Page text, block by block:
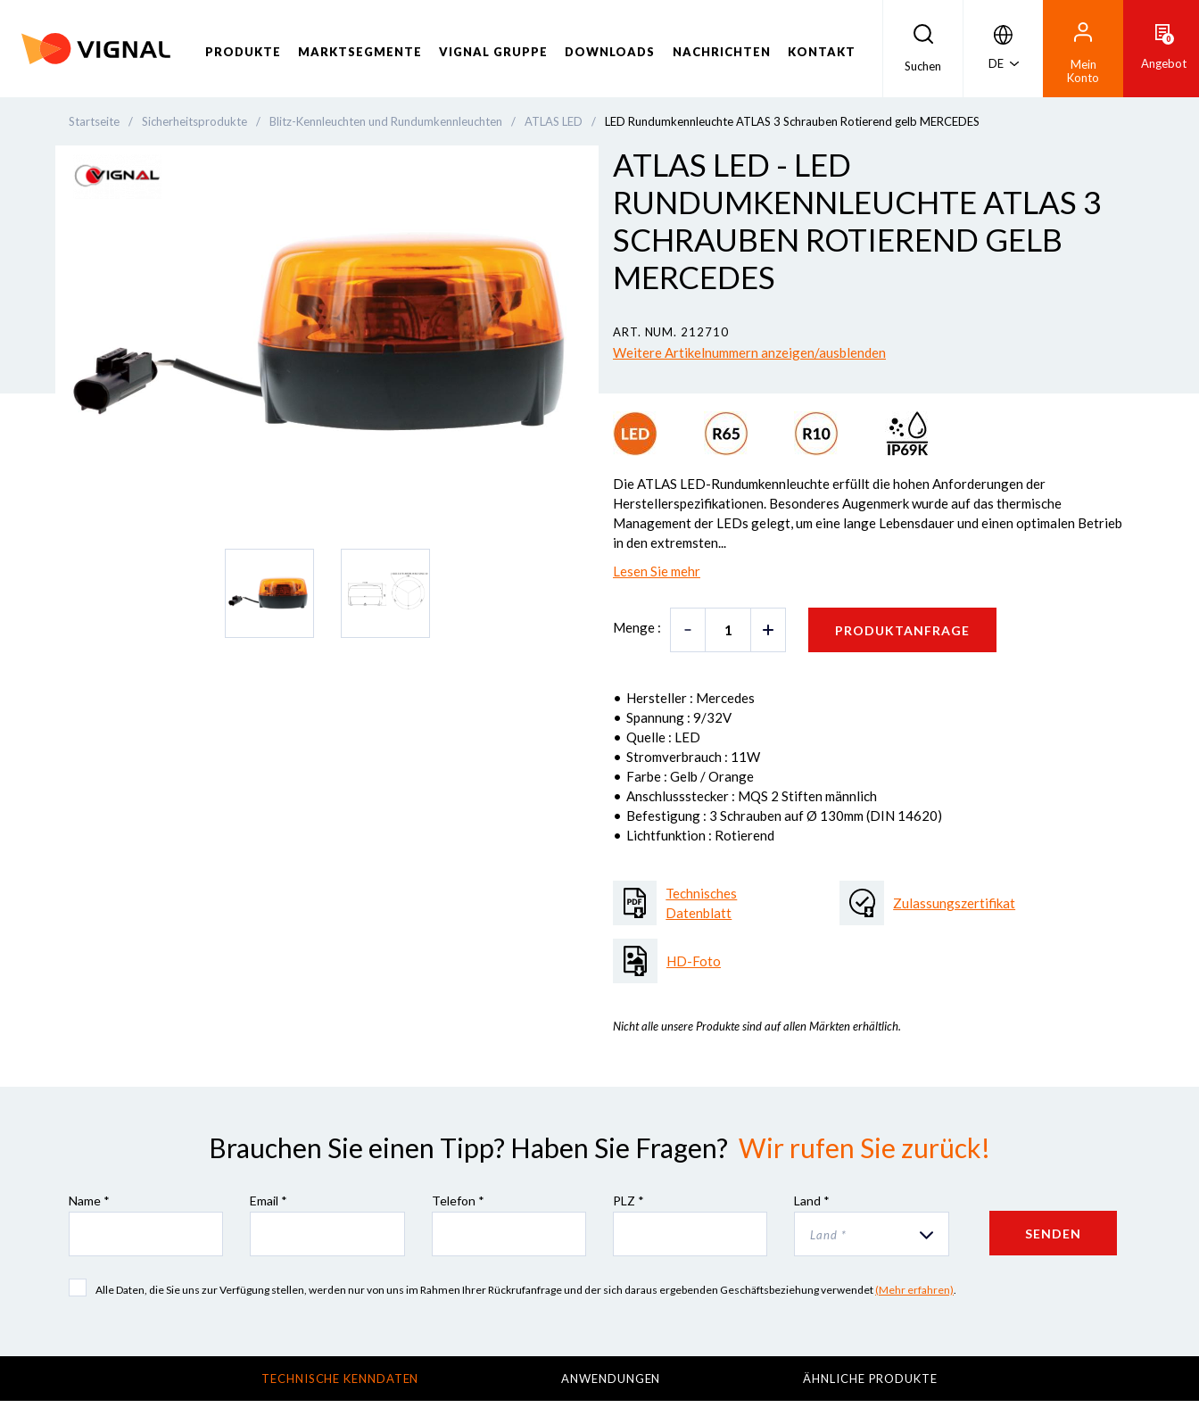
PRODUKTE MARKTSEGMENTE VIGNAL GRUPPE DOWNLOADS NACHRICHTEN
KONTAKT
Suchen
DE
Mein
Konto
0
Angebot
Startseite / Sicherheitsprodukte / Blitz-Kennleuchten und Rundumkennleuchten / ATLAS LED / LED Rundumkennleuchte ATLAS 3 Schrauben Rotierend gelb MERCEDES
ATLAS LED - LED
RUNDUMKENNLEUCHTE ATLAS 3
SCHRAUBEN ROTIEREND GELB
MERCEDES
ART. NUM. 212710
Weitere Artikelnummern anzeigen/ausblenden
Die ATLAS LED-Rundumkennleuchte erfüllt die hohen Anforderungen der
Herstellerspezifikationen. Besonderes Augenmerk wurde auf das thermische
Management der LEDs gelegt, um eine lange Lebensdauer und einen optimalen Betrieb
in den extremsten...
Lesen Sie mehr
Menge : PRODUKTANFRAGE
Hersteller : Mercedes
Spannung : 9/32V
Quelle : LED
Stromverbrauch : 11W
Farbe : Gelb / Orange
Anschlussstecker : MQS 2 Stiften männlich
Befestigung : 3 Schrauben auf Ø 130mm (DIN 14620)
Lichtfunktion : Rotierend
Technisches
Datenblatt
HD-Foto
Zulassungszertifikat
Nicht alle unsere Produkte sind auf allen Märkten erhältlich.
Brauchen Sie einen Tipp? Haben Sie Fragen? Wir rufen Sie zurück!
Name * Email * Telefon * PLZ * Land *
Land * SENDEN
Alle Daten, die Sie uns zur Verfügung stellen, werden nur von uns im Rahmen Ihrer Rückrufanfrage und der sich daraus ergebenden Geschäftsbeziehung verwendet(Mehr erfahren).
TECHNISCHE KENNDATEN ANWENDUNGEN ÄHNLICHE PRODUKTE